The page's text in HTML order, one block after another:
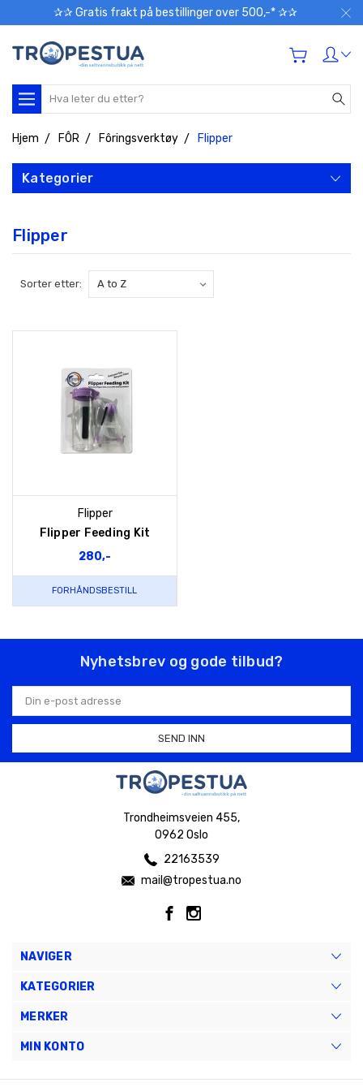
✰✰ Gratis frakt på bestillinger over 500,-* ✰✰
Søk
Hjem FÔR Fôringsverktøy Flipper
Kategorier
Flipper
Sorter etter:
Flipper
Flipper Feeding Kit
280,-
FORHÅNDSBESTILL
Nyhetsbrev og gode tilbud?
E-
postadresse
Trondheimsveien 455,
0962 Oslo
22163539
mail@tropestua.no
NAVIGER
KATEGORIER
MERKER
MIN KONTO